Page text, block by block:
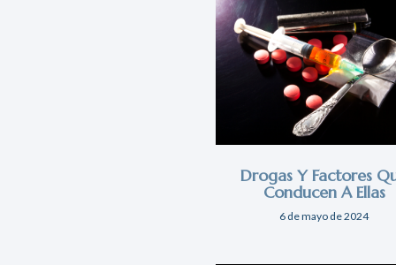
Drogas Y Factores
Conducen A Ellas
6 de mayo de 2024